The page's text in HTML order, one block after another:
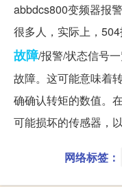
abbdcs800变频器报
很多人，实际上，
故障/报警/状态信号
故障。这可能意味着
确确认转矩的数值。
可能损坏的传感器，
网络标签：